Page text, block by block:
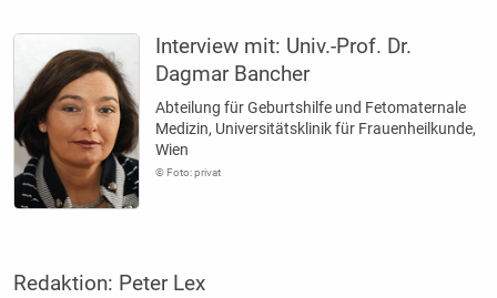
Interview mit: Univ.-Prof. Dr.
Dagmar Bancher
Abteilung für Geburtshilfe und Fetomaternale
Medizin, Universitätsklinik für Frauen­heilkunde,
Wien
© Foto: privat
Redaktion: Peter Lex